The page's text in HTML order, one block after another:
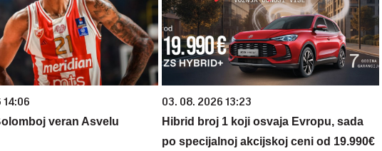
14:06
veran Asvelu
03. 08. 2026 13:23
Hibrid broj 1 koji osvaja Evropu, sada
po specijalnoj akcijskoj ceni od 19.990€